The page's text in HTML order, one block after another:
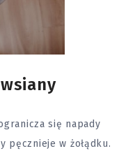
się napady
pęcznieje w żołądku.